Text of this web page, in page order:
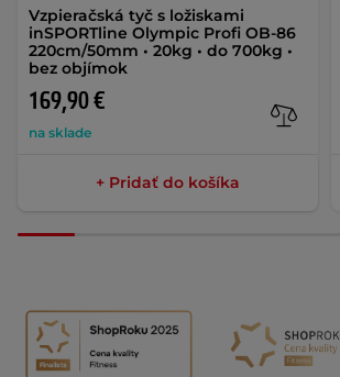
Vzpieračská tyč s ložiskami
inSPORTline Olympic Profi OB-86
220cm/50mm • 20kg • do 700kg •
bez objímok
169,90 €
na sklade
+ Pridať do košíka